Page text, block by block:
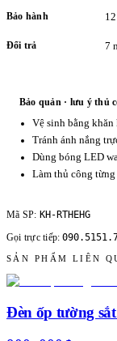
Bảo hành
Đổi trả 7
Bảo quản · lưu ý thủ
Vệ sinh bằng
Tránh ánh nắng
Dùng bóng LED
Làm thủ công
Mã SP: KH-RTHEHG
Gọi trực tiếp:
SẢN PHẨM LIÊN
Đèn ốp tường